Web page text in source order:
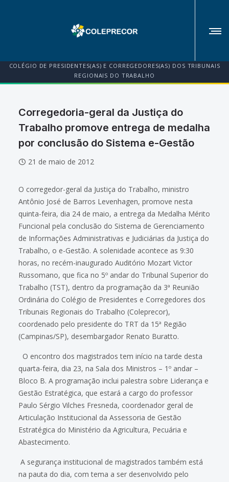
COLÉGIO DE PRESIDENTES(AS) E CORREGEDORES(AS) DOS TRIBUNAIS
REGIONAIS DO TRABALHO
Corregedoria-geral da Justiça do
Trabalho promove entrega de medalha
por conclusão do Sistema e-Gestão
21 de maio de 2012
O corregedor-geral da Justiça do Trabalho, ministro
Antônio José de Barros Levenhagen, promove nesta
quinta-feira, dia 24 de maio, a entrega da Medalha Mérito
Funcional pela conclusão do Sistema de Gerenciamento
de Informações Administrativas e Judiciárias da Justiça do
Trabalho, o e-Gestão. A solenidade acontece as 9:30
horas, no recém-inaugurado Auditório Mozart Victor
Russomano, que fica no 5º andar do Tribunal Superior do
Trabalho (TST), dentro da programação da 3ª Reunião
Ordinária do Colégio de Presidentes e Corregedores dos
Tribunais Regionais do Trabalho (Coleprecor),
coordenado pelo presidente do TRT da 15ª Região
(Campinas/SP), desembargador Renato Buratto.
O encontro dos magistrados tem início na tarde desta
quarta-feira, dia 23, na Sala dos Ministros – 1º andar –
Bloco B. A programação inclui palestra sobre Liderança e
Gestão Estratégica, que estará a cargo do professor
Paulo Sérgio Vilches Fresneda, coordenador geral de
Articulação Institucional da Assessoria de Gestão
Estratégica do Ministério da Agricultura, Pecuária e
Abastecimento.
A segurança institucional de magistrados também está
na pauta do dia, com tema a ser desenvolvido pelo